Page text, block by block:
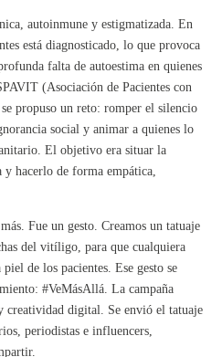
autoinmune y estigmatizada. En
está diagnosticado, lo que provoca
falta de autoestima en quienes
(Asociación de Pacientes con
propuso un reto: romper el silencio
social y animar a quienes lo
El objetivo era situar la
hacerlo de forma empática,
Fue un gesto. Creamos un tatuaje
del vitíligo, para que cualquiera
de los pacientes. Ese gesto se
#VeMásAllá. La campaña
creatividad digital. Se envió el tatuaje
periodistas e influencers,